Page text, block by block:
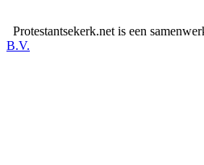
Protestantsekerk.net is een
B.V.